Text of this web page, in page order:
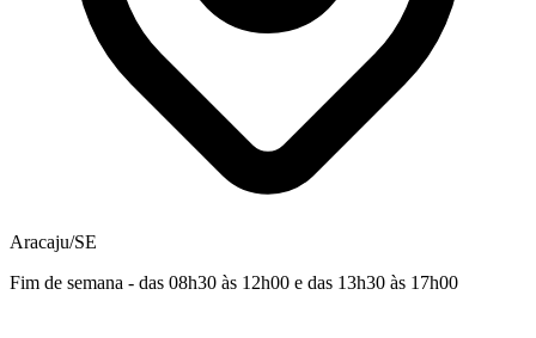
Aracaju/SE
Fim de semana - das 08h30 às 12h00 e das 13h30 às 17h00